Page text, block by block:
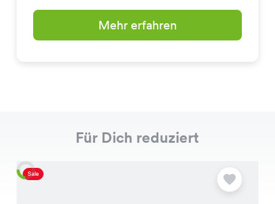
Mehr erfahren
Für Dich reduziert
Sale